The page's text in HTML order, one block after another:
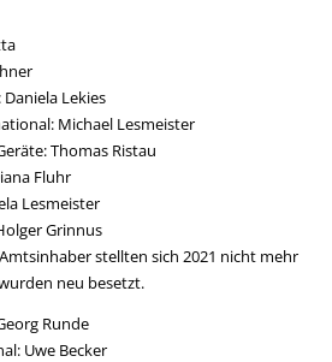
Lekies
Michael Lesmeister
Thomas Ristau
Fluhr
Lesmeister
Grinnus
stellten sich 2021 nicht mehr
neu besetzt.
Runde
Uwe Becker